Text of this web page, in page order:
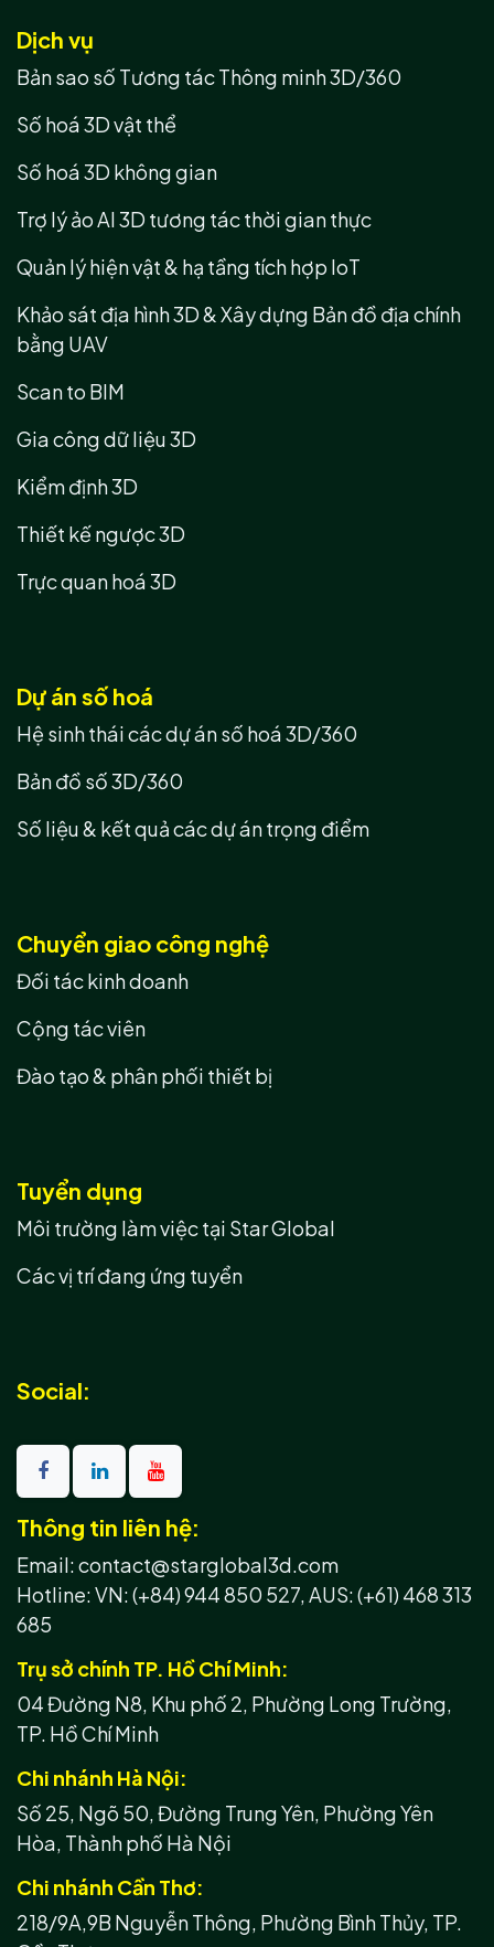
Thông tin liên hệ:
Email: contact@starglobal3d.com
Hotline:VN: (+84) 944 850 527,AUS: (+61) 468 313
685
Trụ sở chính TP. Hồ Chí Minh:
04 Đường N8, Khu phố 2, Phường Long Trường,
TP. Hồ Chí Minh
Chi nhánh Hà Nội:
Số 25, Ngõ 50, Đường Trung Yên, Phường Yên
Hòa, Thành phố Hà Nội
Chi nhánh Cần Thơ:
218/9A,9B Nguyễn Thông, Phường Bình Thủy, TP.
Social:
Dịch vụ
Bản sao số Tương tác Thông minh 3D/360
Số hoá 3D vật thể
Số hoá 3D không gian
Trợ lý ảo AI 3D tương tác thời gian thực
Quản lý hiện vật & hạ tầng tích hợp IoT
Khảo sát địa hình 3D & Xây dựng Bản đồ địa chính
bằng UAV
Scan to BIM
Gia công dữ liệu 3D
Kiểm định 3D
Thiết kế ngược 3D
Trực quan hoá 3D
Dự án số hoá
Hệ sinh thái các dự án số hoá 3D/360
Bản đồ số 3D/360
Số liệu & kết quả các dự án trọng điểm
Chuyển giao công nghệ
Đối tác kinh doanh
Cộng tác viên
Đào tạo & phân phối thiết bị
Tuyển dụng
Môi trường làm việc tại Star Global
Các vị trí đang ứng tuyển